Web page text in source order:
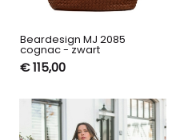
Beardesign MJ 2085
cognac - zwart
€ 115,00